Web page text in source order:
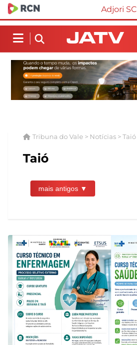
Adjori SC
Tribuna do Vale > Notícias > Taió
Taió
mais antigos ▼